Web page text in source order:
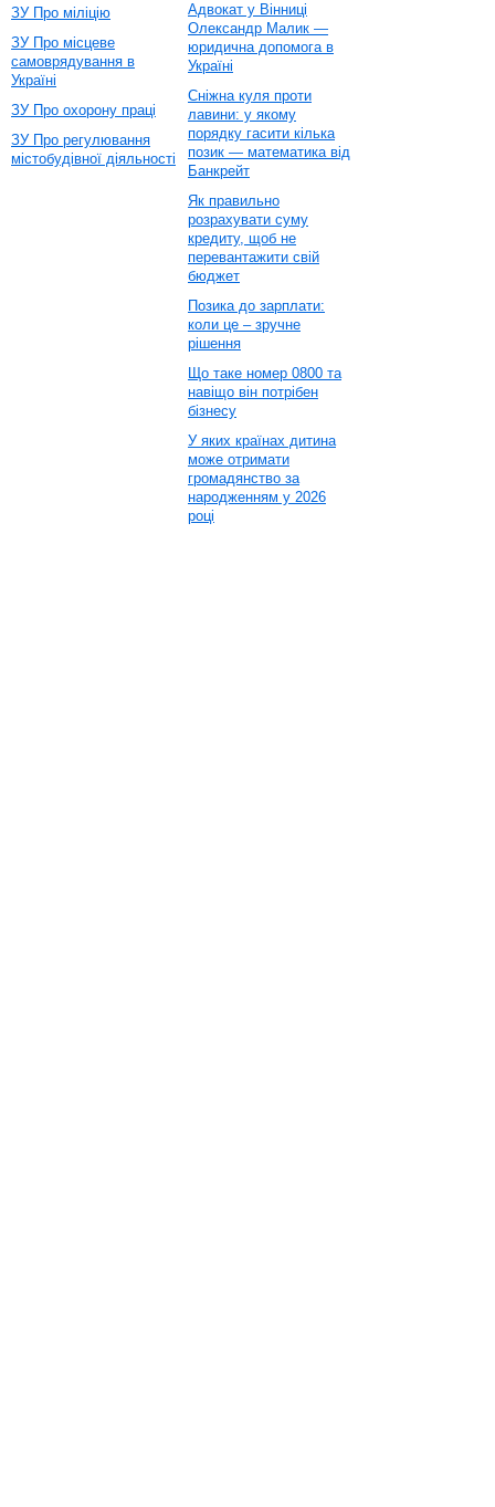
ЗУ Про міліцію
ЗУ Про місцеве
самоврядування в
Україні
ЗУ Про охорону праці
ЗУ Про регулювання
містобудівної діяльності
Адвокат у Вінниці
Олександр Малик —
юридична допомога в
Україні
Сніжна куля проти
лавини: у якому
порядку гасити кілька
позик — математика від
Банкрейт
Як правильно
розрахувати суму
кредиту, щоб не
перевантажити свій
бюджет
Позика до зарплати:
коли це – зручне
рішення
Що таке номер 0800 та
навіщо він потрібен
бізнесу
У яких країнах дитина
може отримати
громадянство за
народженням у 2026
році